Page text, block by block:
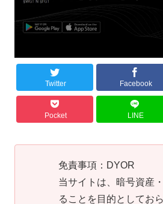
Twitter Facebook
Pocket LINE
免責事項：DYOR
当サイトは、暗号資産
ることを目的としてお